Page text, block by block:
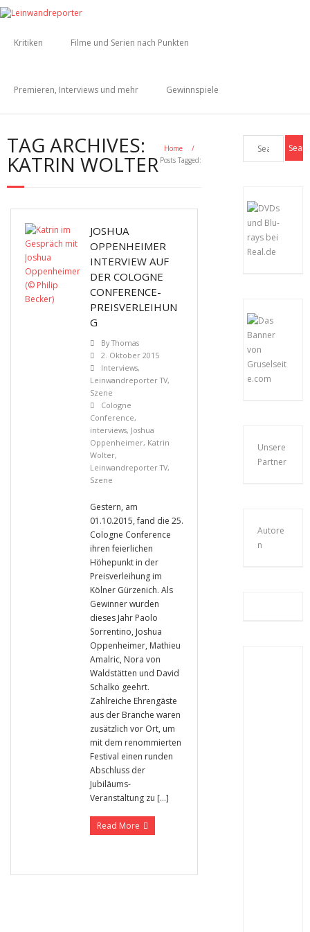
Kritiken Filme und Serien nach Punkten
Premieren, Interviews und mehr Gewinnspiele
TAG ARCHIVES:
KATRIN WOLTER
Home
/
Posts Tagged:
JOSHUA
OPPENHEIMER
INTERVIEW AUF
DER COLOGNE
CONFERENCE-
PREISVERLEIHUN
G
ByThomas
2. Oktober 2015
Interviews,
Leinwandreporter TV,
Szene
Cologne
Conference,
interviews, Joshua
Oppenheimer, Katrin
Wolter,
Leinwandreporter TV,
Szene
Gestern, am
01.10.2015, fand die 25.
Cologne Conference
ihren feierlichen
Höhepunkt in der
Preisverleihung im
Kölner Gürzenich. Als
Gewinner wurden
dieses Jahr Paolo
Sorrentino, Joshua
Oppenheimer, Mathieu
Amalric, Nora von
Waldstätten und David
Schalko geehrt.
Zahlreiche Ehrengäste
aus der Branche waren
zusätzlich vor Ort, um
mit dem renommierten
Festival einen runden
Abschluss der
Jubiläums-
Veranstaltung zu […]
Read More
Unsere
Partner
Autore
n